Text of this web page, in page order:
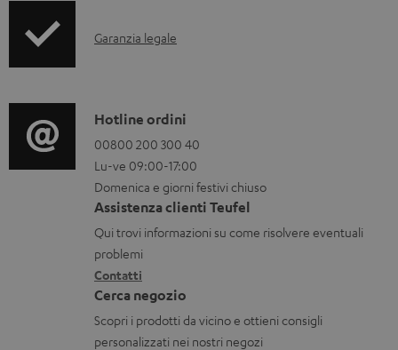
r
z
i
o
n
i
d
i
s
p
I
o
r
m
a
z
i
o
n
i
Garanzia legale
C
o
n
t
a
t
t
i
Hotline ordini
00800 200 300 40
Lu-ve 09:00-17:00
Domenica e giorni festivi chiuso
Assistenza clienti Teufel
Qui trovi informazioni su come risolvere eventuali
problemi
Contatti
Cerca negozio
Scopri i prodotti da vicino e ottieni consigli
personalizzati nei nostri negozi